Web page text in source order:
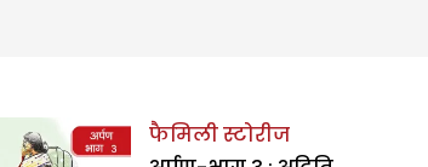
फैमिली स्टोरीज